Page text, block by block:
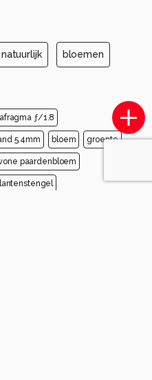
natuurlijk bloemen
ƒ/1.8
5.4mm bloem groente
paardenbloem